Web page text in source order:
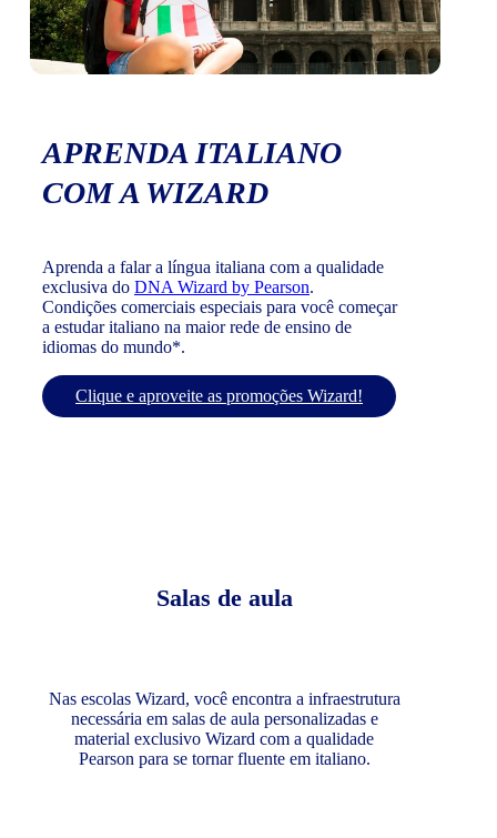
APRENDA ITALIANO
COM A WIZARD
Aprenda a falar a língua italiana com a qualidade
exclusiva do DNA Wizard by Pearson.
Condições comerciais especiais para você começar
a estudar italiano na maior rede de ensino de
idiomas do mundo*.
Clique e aproveite as promoções Wizard!
Salas de aula
Nas escolas Wizard, você encontra a infraestrutura
necessária em salas de aula personalizadas e
material exclusivo Wizard com a qualidade
Pearson para se tornar fluente em italiano.